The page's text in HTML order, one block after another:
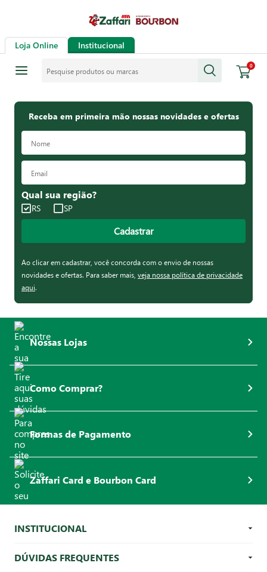
Loja Online Institucional
0
Receba em primeira mão nossas novidades e ofertas
Qual sua região?
RS SP
Cadastrar
Ao clicar em cadastrar, você concorda com o envio de nossas
novidades e ofertas. Para saber mais, veja nossa política de privacidade
aqui.
Nossas Lojas
Como Comprar?
Formas de Pagamento
Zaffari Card e Bourbon Card
INSTITUCIONAL
DÚVIDAS FREQUENTES